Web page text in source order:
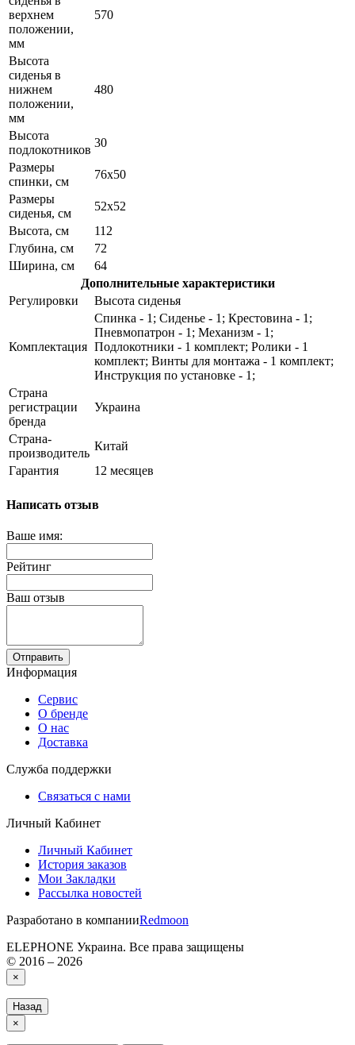
верхнем
положении,
мм
570
Высота
сиденья в
нижнем
положении,
мм
480
Высота
подлокотников
30
Размеры
спинки, см
76х50
Размеры
сиденья, см
52х52
Высота, см
112
Глубина, см
72
Ширина, см
64
Дополнительные характеристики
Регулировки
Высота сиденья
Комплектация
Спинка - 1; Сиденье - 1; Крестовина - 1;
Пневмопатрон - 1; Механизм - 1;
Подлокотники - 1 комплект; Ролики - 1
комплект; Винты для монтажа - 1 комплект;
Инструкция по установке - 1;
Страна
регистрации
бренда
Украина
Страна-
производитель
Китай
Гарантия
12 месяцев
Написать отзыв
Ваше имя:
Рейтинг
Ваш отзыв
Отправить
Информация
Сервис
О бренде
О нас
Доставка
Служба поддержки
Связаться с нами
Личный Кабинет
Личный Кабинет
История заказов
Мои Закладки
Рассылка новостей
Разработано в компанииRedmoon
ELEPHONE Украина. Все права защищены
© 2016 – 2026
×
Назад
×